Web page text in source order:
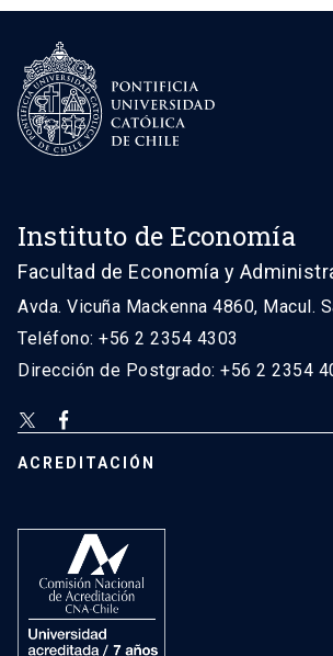
Instituto de Economía
Facultad de Economía y
Avda. Vicuña Mackenna 4860, Macul.
Teléfono: +56 2 2354 4303
Dirección de Postgrado: +56 2 2354
ACREDITACIÓN